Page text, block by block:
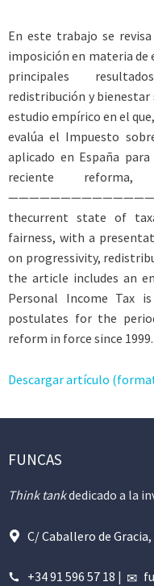
En este trabajo se
imposición en materia de
principales
redistribución y bienestar
estudio empírico en el
evalúa el Impuesto
aplicado en España
reciente
thecurrent state of
fairness, with a
on progressivity,
the article includes an
Personal Income Tax
postulates for the
reform in force since 1999.
Descargar artículo
FUNCAS
Think tankdedicado a la
C/ Caballero de
+34 91 596 57 18 |